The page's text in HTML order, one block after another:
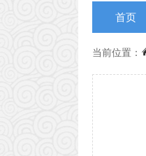
首页
当前位置：